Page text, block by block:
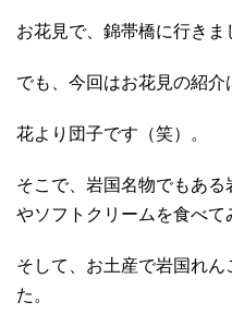
お花見で、錦帯橋に行きま
でも、今回はお花見の紹介
花より団子です（笑）。
そこで、岩国名物でもあ
やソフトクリームを食べて
そして、お土産で岩国れ
た。